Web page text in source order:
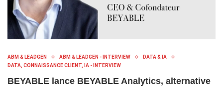
ABM & LEADGEN ABM & LEADGEN - INTERVIEW
DATA & IA
DATA, CONNAISSANCE CLIENT, IA - INTERVIEW
BEYABLE lance BEYABLE Analytics, alternative